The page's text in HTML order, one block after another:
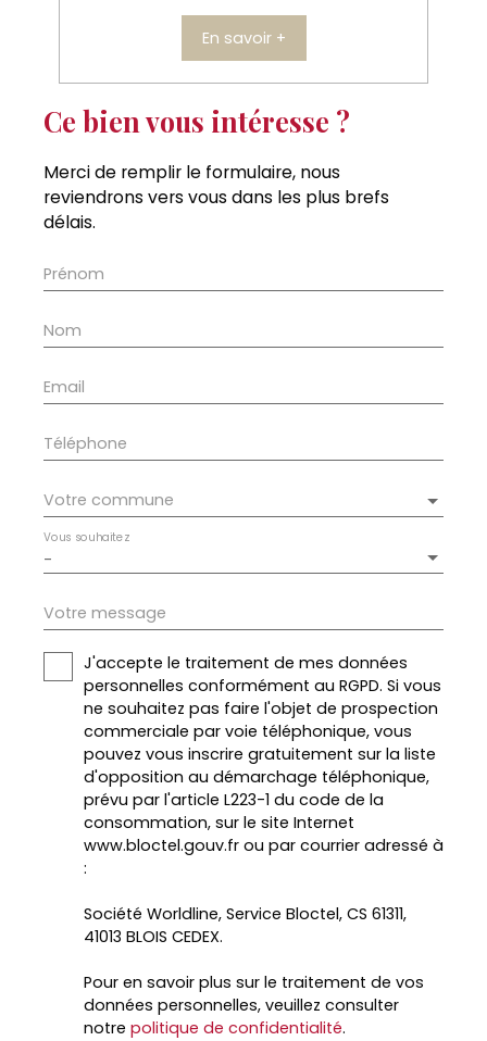
En savoir +
Ce bien vous intéresse ?
Merci de remplir le formulaire, nous
reviendrons vers vous dans les plus brefs
délais.
Prénom
Nom
Email
Téléphone
Votre commune
-
Vous souhaitez
Votre message
J'accepte le traitement de mes données
personnelles conformément au RGPD. Si vous
ne souhaitez pas faire l'objet de prospection
commerciale par voie téléphonique, vous
pouvez vous inscrire gratuitement sur la liste
d'opposition au démarchage téléphonique,
prévu par l'article L223-1 du code de la
consommation, sur le site Internet
www.bloctel.gouv.fr ou par courrier adressé à
:
Société Worldline, Service Bloctel, CS 61311,
41013 BLOIS CEDEX.
Pour en savoir plus sur le traitement de vos
données personnelles, veuillez consulter
notre politique de confidentialité.